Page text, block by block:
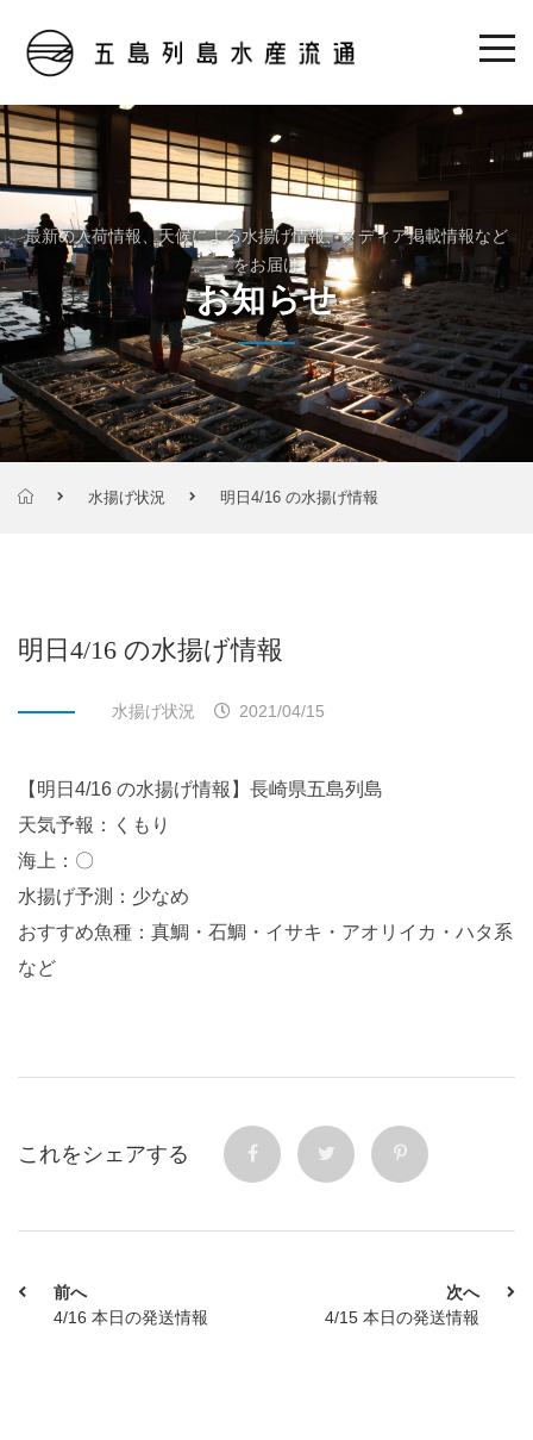
最新の入荷情報、天候による水揚げ情報、メディア掲載情報など
をお届け
お知らせ
水揚げ状況 明日4/16 の水揚げ情報
明日4/16 の水揚げ情報
水揚げ状況 2021/04/15
【明日4/16 の水揚げ情報】長崎県五島列島
天気予報：くもり
海上：〇
水揚げ予測：少なめ
おすすめ魚種：真鯛・石鯛・イサキ・アオリイカ・ハタ系
など
これをシェアする
前へ
4/16 本日の発送情報
次へ
4/15 本日の発送情報